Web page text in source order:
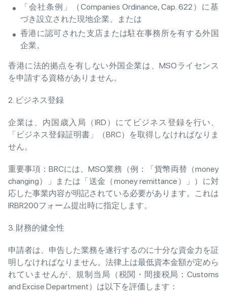
「会社条例」（Companies Ordinance, Cap. 622）に基
づき設立された現地企業、または
香港に認可された支店または駐在事務所を有する外国
企業。
香港に法的拠点を有しない外国企業は、MSOライセンス
を申請する資格がありません。
2. ビジネス登録
企業は、内国歳入局（IRD）にてビジネス登録を行い、
「ビジネス登録証明書」（BRC）を取得しなければなりま
せん。
重要事項：BRCには、MSO業務（例：「貨幣両替（money
changing）」または「送金（money remittance）」）に対
応した事業内容が明記されている必要があります。これは
IRBR200フォーム提出時に指定します。
3. 財務的健全性
申請者は、申告した業務を遂行するのに十分な資金力を証
明しなければなりません。法律上は最低資本金額が定めら
れていませんが、規制当局（税関・間接税局：Customs
and Excise Department）は以下を評価します：